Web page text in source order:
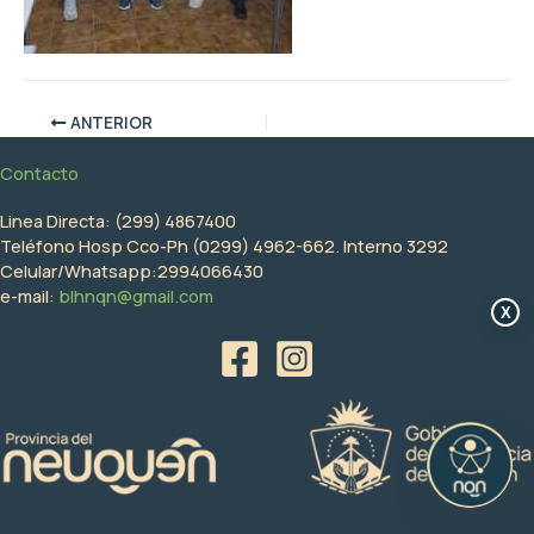
ANTERIOR
Contacto
Linea Directa: (299) 4867400
Teléfono Hosp Cco-Ph (0299) 4962-662. Interno 3292
Celular/Whatsapp:2994066430
e-mail: blhnqn@gmail.com
X